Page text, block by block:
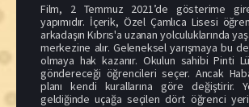
Film, 2 Temmuz 2021’de gösterime
yapımıdır. İçerik, Özel Çamlıca Lisesi
arkadaşın Kıbrıs'a uzanan yolculuklarında
merkezine alır. Geleneksel yarışmaya bu
olmaya hak kazanır. Okulun sahibi Pinti
göndereceği öğrencileri seçer. Ancak
planı kendi kurallarına göre değiştirir.
geldiğinde uçağa seçilen dört öğrenci